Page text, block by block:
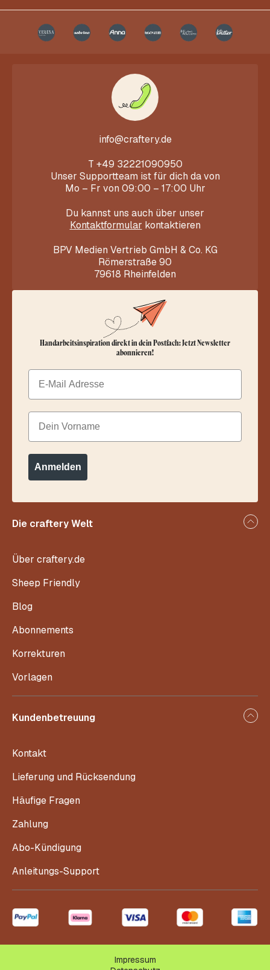
info@craftery.de
T +49 32221090950
Unser Supportteam ist für dich da von
Mo – Fr von 09:00 – 17:00 Uhr
Du kannst uns auch über unser
Kontaktformular kontaktieren
BPV Medien Vertrieb GmbH & Co. KG
Römerstraße 90
79618 Rheinfelden
Die craftery Welt
Über craftery.de
Sheep Friendly
Blog
Abonnements
Korrekturen
Vorlagen
Kundenbetreuung
Kontakt
Lieferung und Rücksendung
Häufige Fragen
Zahlung
Abo-Kündigung
Anleitungs-Support
Handarbeitsinspiration direkt in dein Postfach: Jetzt Newsletter
abonnieren!
Email
Dein Vorname
Anmelden
Impressum